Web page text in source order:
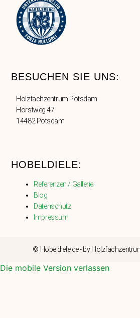
BESUCHEN SIE UNS:
Holzfachzentrum Potsdam
Horstweg 47
14482 Potsdam
HOBELDIELE:
Referenzen / Gallerie
Blog
Datenschutz
Impressum
© Hobeldiele.de - by
Die mobile Version verlassen